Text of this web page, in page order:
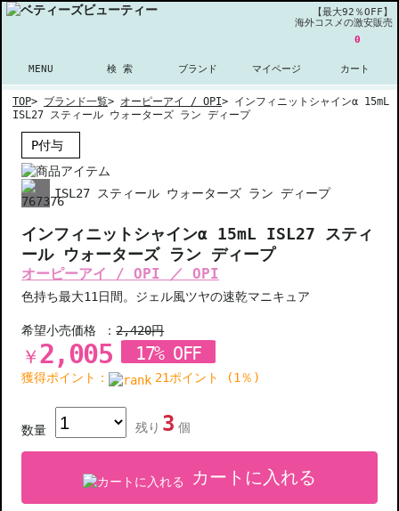
【最大92％OFF】
海外コスメの激安販売
MENU 検 索 ブランド マイページ
0
カート
TOP> ブランド一覧> オーピーアイ / OPI> インフィニットシャインα 15mL
ISL27 スティール ウォーターズ ラン ディープ
P付与
ISL27 スティール ウォーターズ ラン ディープ
インフィニットシャインα 15mL ISL27 スティ
ール ウォーターズ ラン ディープ
オーピーアイ / OPI ／ OPI
色持ち最大11日間。ジェル風ツヤの速乾マニキュア
希望小売価格 ：2,420円
￥ 2,005 17% OFF
獲得ポイント： 21ポイント (1％)
数量 残り 3 個
カートに入れる